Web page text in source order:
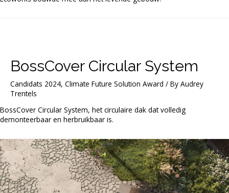
BossCover Circular System
Candidats 2024, Climate Future Solution Award / By Audrey
Trentels
BossCover Circular System, het circulaire dak dat volledig
demonteerbaar en herbruikbaar is.